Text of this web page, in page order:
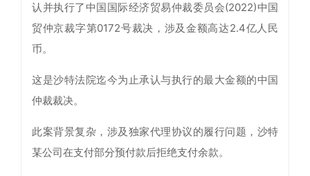
认并执行了中国国际经济贸易仲裁委员会(2022)中国
贸仲京裁字第0172号裁决，涉及金额高达2.4亿人民
币。
这是沙特法院迄今为止承认与执行的最大金额的中国
仲裁裁决。
此案背景复杂，涉及独家代理协议的履行问题，沙特
某公司在支付部分预付款后拒绝支付余款。